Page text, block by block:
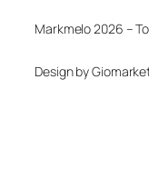
Markmelo 2026 –
Design by